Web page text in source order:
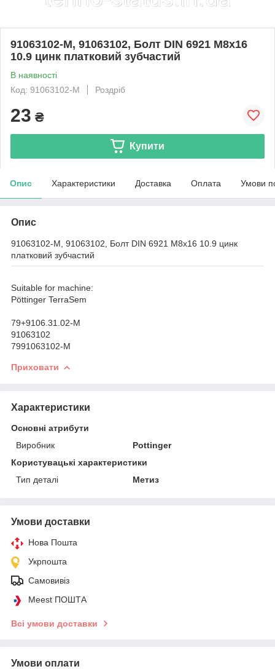
91063102-M, 91063102, Болт DIN 6921 M8x16
10.9 цинк платковий зубчастий
В наявності
Код: 91063102-M
Роздріб
23 ₴
Купити
Опис Характеристики Доставка Оплата Умови
Опис
91063102-M, 91063102, Болт DIN 6921 M8x16 10.9 цинк
платковий зубчастий
Suitable for machine:
Pöttinger TerraSem
79+9106.31.02-M
91063102
7991063102-M
Приховати
Характеристики
Основні атрибути
Виробник
Pottinger
Користувацькі характеристики
Тип деталі
Метиз
Умови доставки
Нова Пошта
Укрпошта
Самовивіз
Meest ПОШТА
Всі умови доставки
Умови оплати